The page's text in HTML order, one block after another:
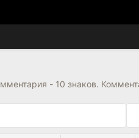
- 10 знаков.